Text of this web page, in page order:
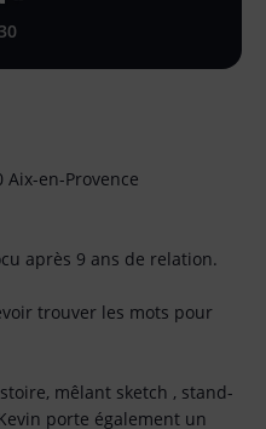
Aix-en-Provence
après 9 ans de relation.
trouver les mots pour
mêlant sketch , stand-
porte également un